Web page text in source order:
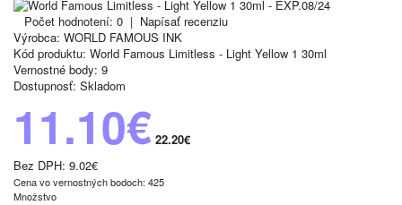
Počet hodnotení: 0 | Napísať recenziu
Výrobca: WORLD FAMOUS INK
Kód produktu: World Famous Limitless - Light Yellow 1 30ml
Vernostné body: 9
Dostupnosť: Skladom
11.10€ 22.20€
Bez DPH: 9.02€
Cena vo vernostných bodoch: 425
Množstvo